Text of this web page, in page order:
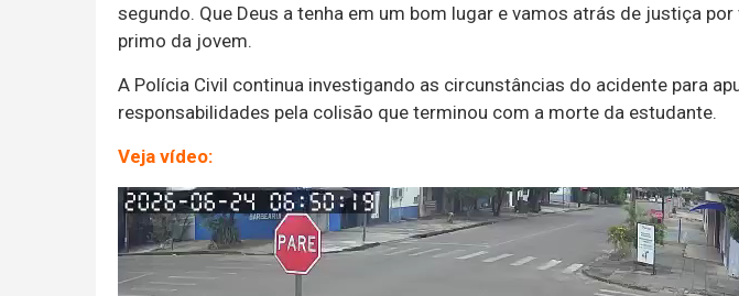
segundo. Que Deus a tenha em um bom lugar e vamos atrás de justiça por
primo da jovem.
A Polícia Civil continua investigando as circunstâncias do acidente para
responsabilidades pela colisão que terminou com a morte da estudante.
Veja vídeo:
Tocador
vídeo